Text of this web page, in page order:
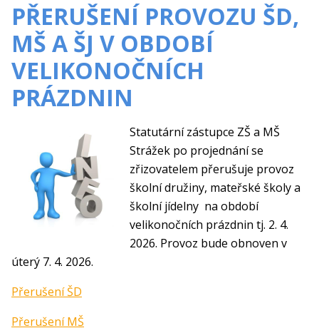
PŘERUŠENÍ PROVOZU ŠD,
MŠ A ŠJ V OBDOBÍ
VELIKONOČNÍCH
PRÁZDNIN
Statutární zástupce ZŠ a MŠ
Strážek po projednání se
zřizovatelem přerušuje provoz
školní družiny, mateřské školy a
školní jídelny na období
velikonočních prázdnin tj. 2. 4.
2026. Provoz bude obnoven v
úterý 7. 4. 2026.
Přerušení ŠD
Přerušení MŠ